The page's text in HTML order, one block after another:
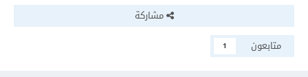
مشاركة
متابعون
1